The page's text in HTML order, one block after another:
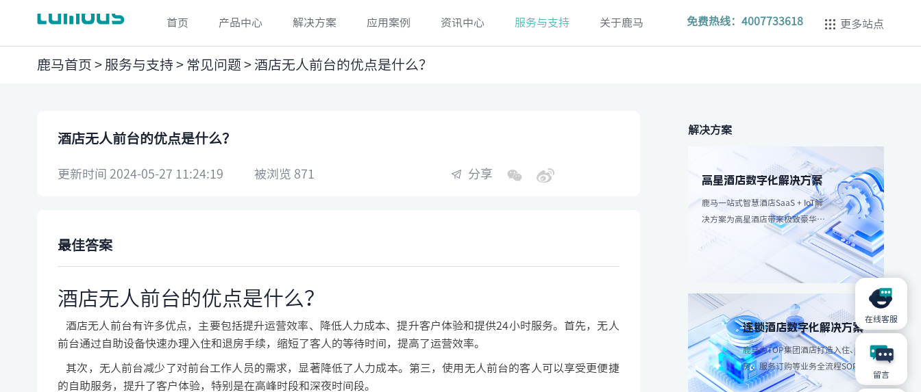
首页 产品中心 解决方案 应用案例 资讯中心 服务与支持 关于鹿马 免费热线：4007733618 更多站点
鹿马首页 > 服务与支持 > 常见问题 > ​酒店无人前台的优点是什么？
​酒店无人前台的优点是什么？
更新时间 2024-05-27 11:24:19 被浏览 871 分享
最佳答案
酒店无人前台的优点是什么？
酒店无人前台有许多优点，主要包括提升运营效率、降低人力成本、提升客户体验和提供24小时服务。首先，无人
前台通过自助设备快速办理入住和退房手续，缩短了客人的等待时间，提高了运营效率。
其次，无人前台减少了对前台工作人员的需求，显著降低了人力成本。第三，使用无人前台的客人可以享受更便捷
的自助服务，提升了客户体验，特别是在高峰时段和深夜时间段。
解决方案
高星酒店数字化解决方案
鹿马一站式智慧酒店SaaS + IoT解
决方案为高星酒店带来极致豪华体
验，强调个性化服务和高效服务流
连锁酒店数字化解决方案
鹿马为TOP集团酒店打造入住、退
房、服务订购等业务全流程SOP解
决方案，简化操作流程、减少人工
在线客服
留言